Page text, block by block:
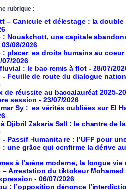
rubrique :
– Canicule et délestage : la
: Nouakchott, une capitale
03/08/2026
: placer les droits humains au
07/2026
: le bac remis à flot - 28/07/
- Feuille de route du dialogue
de réussite au baccalauréat 2025-
session - 23/07/2026
Sy : les vérités oubliées sur El
à Djibril Zakaria Sall : le chantre de
- Passif Humanitaire : l’UFP pour
: une grâce qui confirme la dérive
à l’arène moderne, la longue
– Arrestation du tiktokeur Mohamed
- 06/07/2026
: l’opposition dénonce